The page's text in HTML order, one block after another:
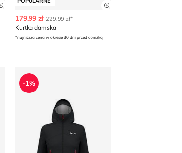
Zobacz szczegóły produktu Zobacz szczegóły
179.99 zł 229.99 zł*
Kurtka damska
*najniższa cena w okresie 30 dni przed obniżką
Kurtka damska sportowa SALEWA
-1%